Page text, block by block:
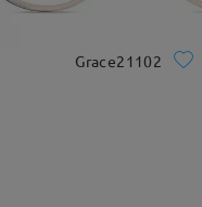
Grace21102